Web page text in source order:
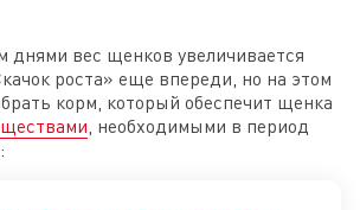
вес щенков увеличивается
роста» еще впереди, но на этом
корм, который обеспечит щенка
, необходимыми в период